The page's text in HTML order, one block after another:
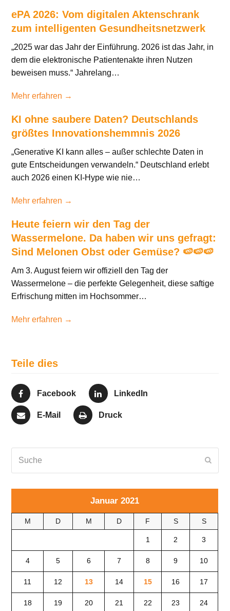
ePA 2026: Vom digitalen Aktenschrank
zum intelligenten Gesundheitsnetzwerk
„2025 war das Jahr der Einführung. 2026 ist das Jahr, in
dem die elektronische Patientenakte ihren Nutzen
beweisen muss.“ Jahrelang…
Mehr erfahren →
KI ohne saubere Daten? Deutschlands
größtes Innovationshemmnis 2026
„Generative KI kann alles – außer schlechte Daten in
gute Entscheidungen verwandeln.“ Deutschland erlebt
auch 2026 einen KI-Hype wie nie…
Mehr erfahren →
Heute feiern wir den Tag der
Wassermelone. Da haben wir uns gefragt:
Sind Melonen Obst oder Gemüse? 🍉🍉🍉
Am 3. August feiern wir offiziell den Tag der
Wassermelone – die perfekte Gelegenheit, diese saftige
Erfrischung mitten im Hochsommer…
Mehr erfahren →
Teile dies
Facebook LinkedIn
E-Mail Druck
Januar 2021
M D M D F S S
1 2 3
4 5 6 7 8 9 10
11 12 13 14 15 16 17
18 19 20 21 22 23 24